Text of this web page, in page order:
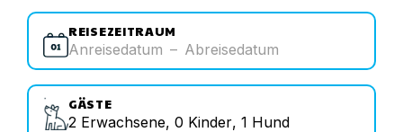
REISEZEITRAUM
Anreisedatum – Abreisedatum
GÄSTE
2 Erwachsene, 0 Kinder, 1 Hund